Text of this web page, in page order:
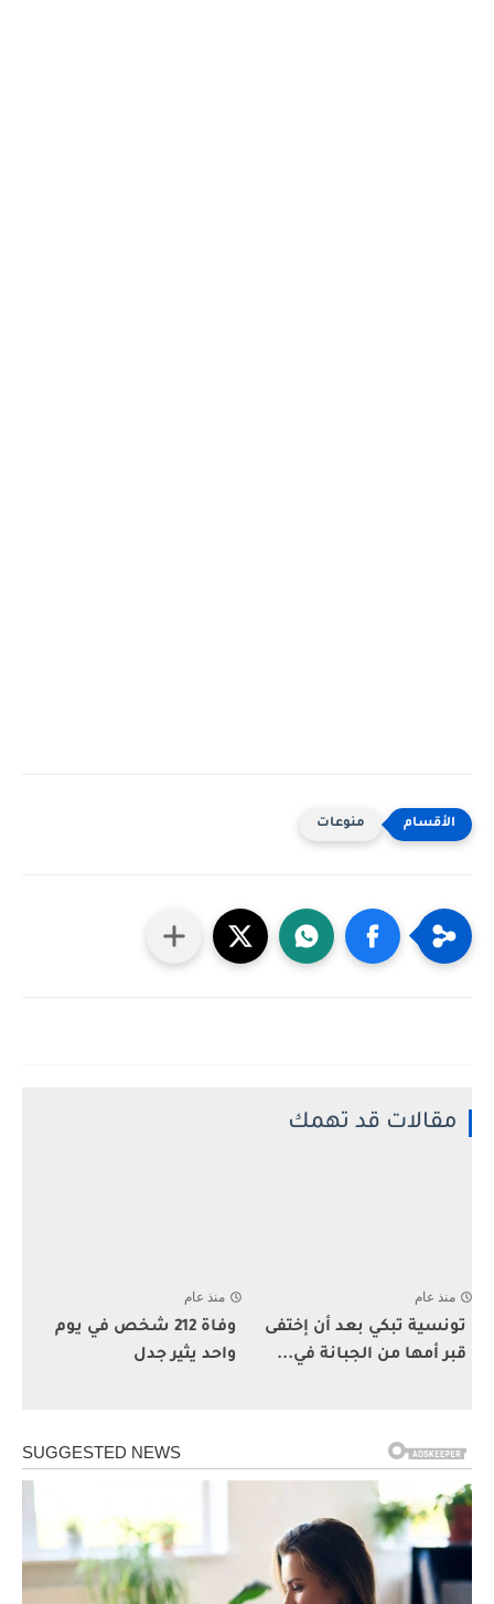
منوعات
مقالات قد تهمك
منذ عام
تونسية تبكي بعد أن إختفى
قبر أمها من الجبانة في...
منذ عام
وفاة 212 شخص في يوم
واحد يثير جدل